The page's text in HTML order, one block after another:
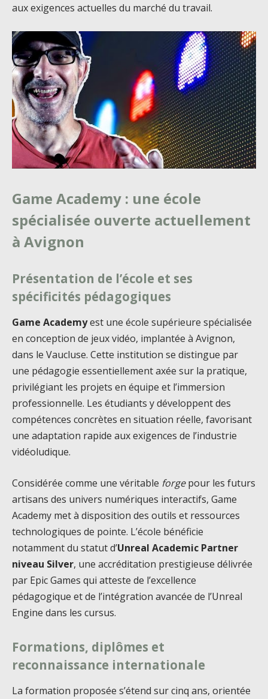
aux exigences actuelles du marché du travail.
Game Academy : une école
spécialisée ouverte actuellement
à Avignon
Présentation de l’école et ses
spécificités pédagogiques
Game Academyest une école supérieure spécialisée
en conception de jeux vidéo, implantée à Avignon,
dans le Vaucluse. Cette institution se distingue par
une pédagogie essentiellement axée sur la pratique,
privilégiant les projets en équipe et l’immersion
professionnelle. Les étudiants y développent des
compétences concrètes en situation réelle, favorisant
une adaptation rapide aux exigences de l’industrie
vidéoludique.
Considérée comme une véritable forgepour les futurs
artisans des univers numériques interactifs, Game
Academy met à disposition des outils et ressources
technologiques de pointe. L’école bénéficie
notamment du statut d’Unreal Academic Partner
niveau Silver, une accréditation prestigieuse délivrée
par Epic Games qui atteste de l’excellence
pédagogique et de l’intégration avancée de l’Unreal
Engine dans les cursus.
Formations, diplômes et
reconnaissance internationale
La formation proposée s’étend sur cinq ans, orientée